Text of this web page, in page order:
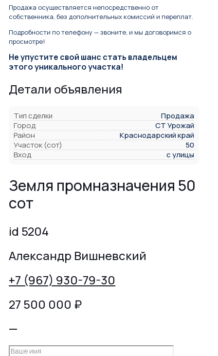
Продажа осуществляется непосредственно от
собственника, без дополнительных комиссий и переплат.
Подробности по телефону — звоните, и мы договоримся о
просмотре!
Не упустите свой шанс стать владельцем
этого уникального участка!
Детали объявления
Тип сделки
Продажа
Город
СТ Урожай
Район
Краснодарский край
Участок (сот)
50
Вход
с улицы
Земля промназначения 50
сот
id 5204
Александр Вишневский
+7 (967) 930-79-30
27 500 000 ₽
—